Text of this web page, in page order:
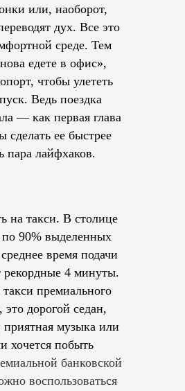
или, наоборот,
дух. Все это
среде. Тем
едете в офис»,
чтобы улететь
Ведь поездка
— как первая глава
ее быстрее
пара лайфхаков.
на такси. В столице
90% выделенных
время подачи
рекордные 4 минуты.
премиального
дорогой седан,
музыка или
хочется побыть
банковской
воспользоваться